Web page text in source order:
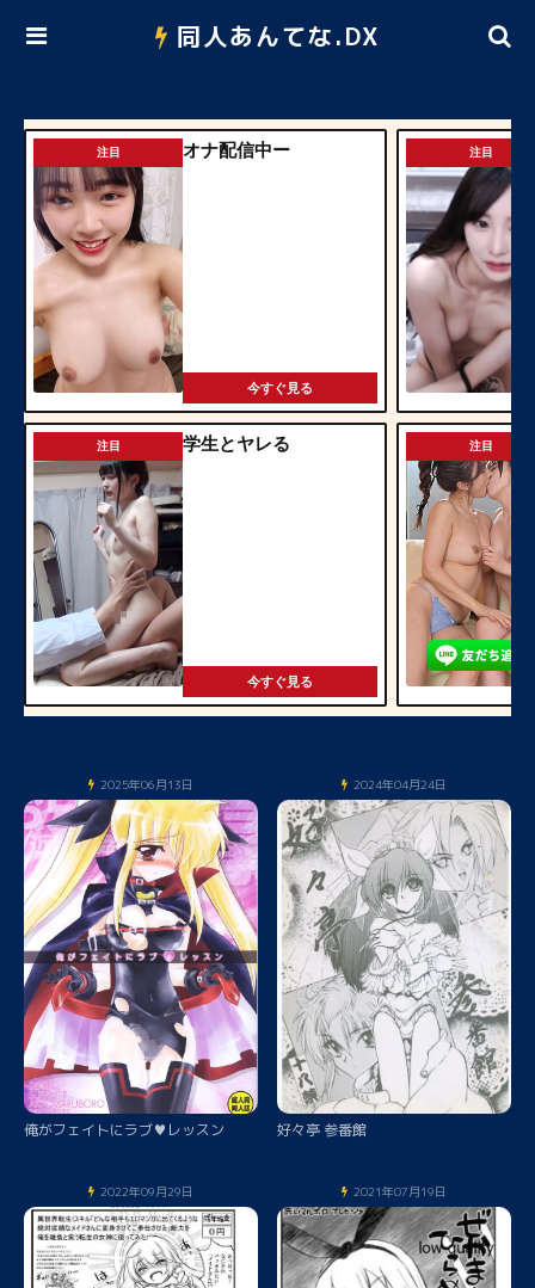
同人あんてな.DX
注目 オナ配信中ー
今すぐ見る
注目 学生とヤレる
今すぐ見る
注目
注目
2025年06月13日
俺がフェイトにラブ♥レッスン
2024年04月24日
好々亭 参番館
2022年09月29日 2021年07月19日